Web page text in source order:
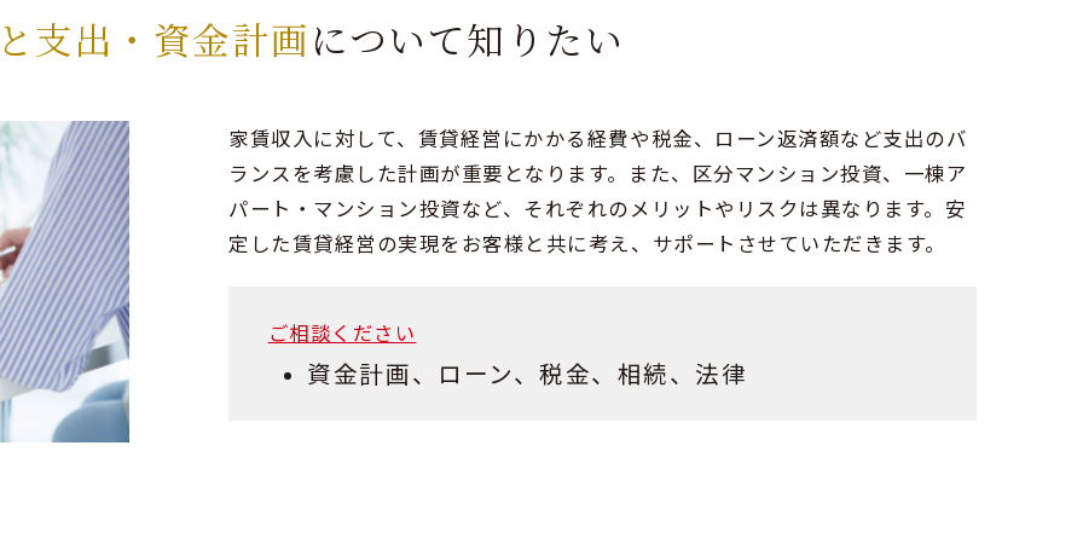
支出・資金計画について知りたい
家賃収入に対して、賃貸経営にかかる経費や税金、ローン返済額など支出のバ
ランスを考慮した計画が重要となります。また、区分マンション投資、一棟ア
パート・マンション投資など、それぞれのメリットやリスクは異なります。安
定した賃貸経営の実現をお客様と共に考え、サポートさせていただきます。
ご相談ください
資金計画、ローン、税金、相続、法律